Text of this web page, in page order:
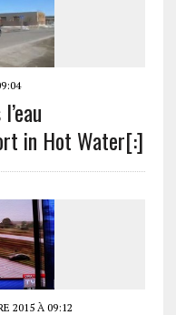
in Hot Water[:]
2015 À 09:12